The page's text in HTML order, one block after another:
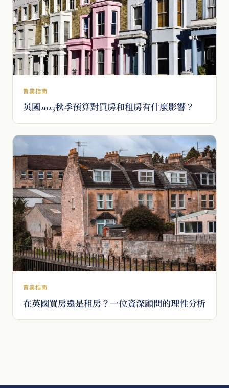
置業指南
英國2023秋季預算對買房和租房有什麼影響？
置業指南
在英國買房還是租房？一位資深顧問的理性分析